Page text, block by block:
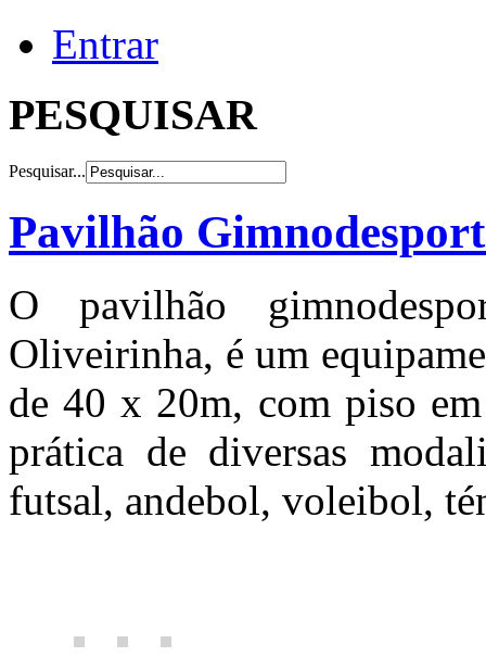
Entrar
PESQUISAR
Pesquisar...
Pavilhão
O pavilhão
Oliveirinha, é um
de 40 x 20m, com piso
prática de diversas
futsal, andebol, voleibol,